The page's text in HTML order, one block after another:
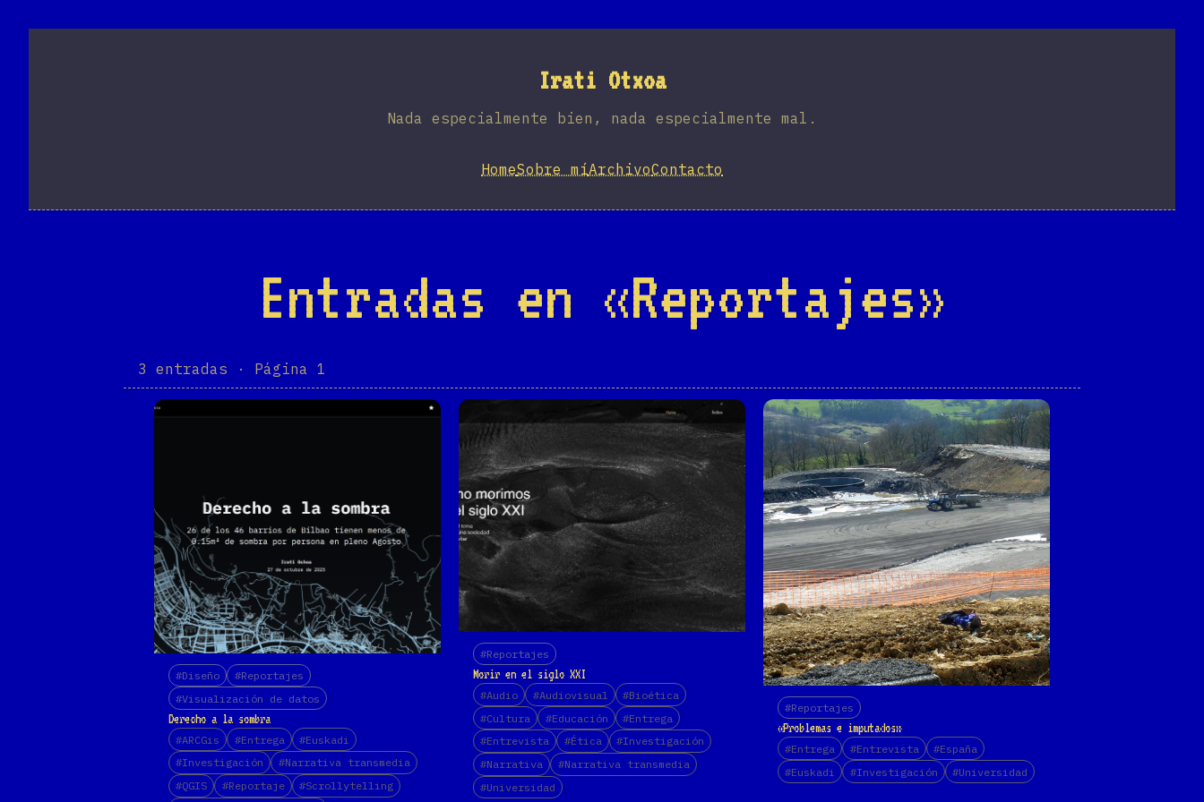
Irati Otxoa
Nada especialmente bien, nada especialmente mal.
HomeSobre míArchivoContacto
Entradas en «Reportajes»
3 entradas · Página 1
#Diseño
#Reportajes
#Visualización de datos
Derecho a la sombra
#ARCGis #Entrega
#Euskadi
#Investigación
#Narrativa transmedia
#QGIS
#Reportaje
#Scrollytelling
#Reportajes
Morir en el siglo XXI
#Audio #Audiovisual
#Bioética
#Cultura
#Educación
#Entrega
#Entrevista
#Ética
#Investigación
#Narrativa
#Narrativa transmedia
#Universidad
#Reportajes
«Problemas e imputados»
#Entrega #Entrevista
#España
#Euskadi
#Investigación #Universidad